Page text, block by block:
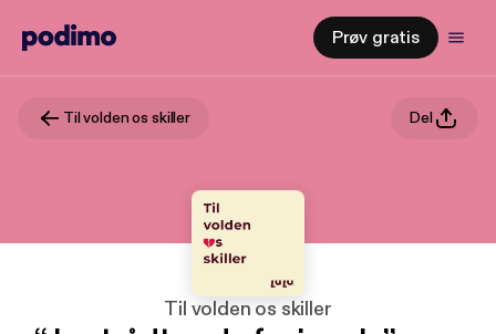
Prøv gratis
Til volden os skiller Del
Til volden os skiller